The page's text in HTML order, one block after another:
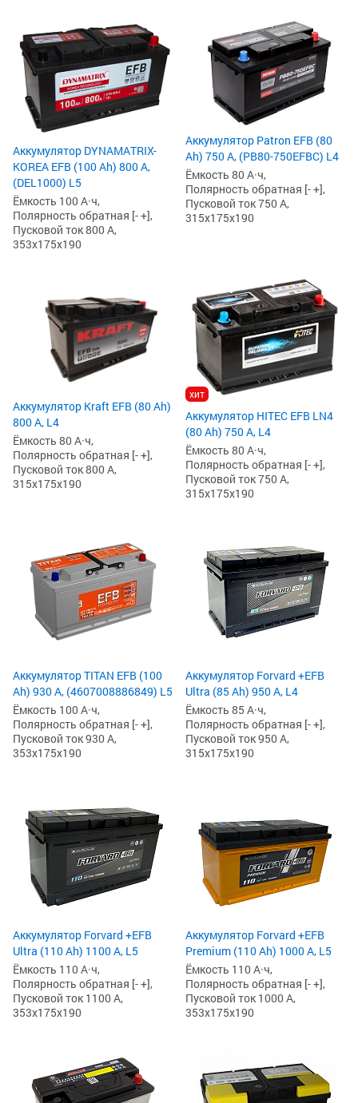
Аккумулятор DYNAMATRIX-
KOREA EFB (100 Ah) 800 А,
(DEL1000) L5
Ёмкость 100 А·ч,
Полярность обратная [- +],
Пусковой ток 800 А,
353x175x190
Аккумулятор Patron EFB (80
Ah) 750 А, (PB80-750EFBC) L4
Ёмкость 80 А·ч,
Полярность обратная [- +],
Пусковой ток 750 А,
315x175x190
Аккумулятор Kraft EFB (80 Ah)
800 А, L4
Ёмкость 80 А·ч,
Полярность обратная [- +],
Пусковой ток 800 А,
315x175x190
хит
Аккумулятор HITEC EFB LN4
(80 Ah) 750 А, L4
Ёмкость 80 А·ч,
Полярность обратная [- +],
Пусковой ток 750 А,
315x175x190
Аккумулятор TITAN EFB (100
Ah) 930 А, (4607008886849) L5
Ёмкость 100 А·ч,
Полярность обратная [- +],
Пусковой ток 930 А,
353x175x190
Аккумулятор Forvard +EFB
Ultra (85 Ah) 950 А, L4
Ёмкость 85 А·ч,
Полярность обратная [- +],
Пусковой ток 950 А,
315x175x190
Аккумулятор Forvard +EFB
Ultra (110 Ah) 1100 А, L5
Ёмкость 110 А·ч,
Полярность обратная [- +],
Пусковой ток 1100 А,
353x175x190
Аккумулятор Forvard +EFB
Premium (110 Ah) 1000 А, L5
Ёмкость 110 А·ч,
Полярность обратная [- +],
Пусковой ток 1000 А,
353x175x190